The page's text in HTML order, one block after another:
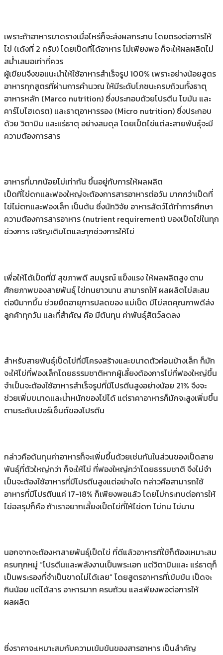
เพราะถ้าอาหารขาดรางเมื่อไหร่ก็จะส่งผลกระทบ โดยตรงต่อการให้
ไข่ (เด้งที่ 2 ครับ) โดยเป็ดที่ได้อาหาร ไม่เพียงพอ ก็จะให้ผลผลิตไม่
สม่ําเสมอเท่าที่ควร
ผู้เขียนจึงขอแนะนําให้ใช้อาหารสําเร็จรูป 100% เพราะอย่างน้อยสูตร
อาหารทุกสูตรที่ผ่านการคํานวณ ให้มีระดับโภชนะครบถ้วนทั้งธาตุ
อาหารหลัก (Marco nutrition) ซึ่งประกอบด้วยโปรตีน ไขมัน และ
คาร์โบไฮเดรต) และธาตุอาหารรอง (Micro nutrition) ซึ่งประกอบ
ด้วย วิตามิน และแร่ธาตุ อย่างสมดุล โดยเป็ดไข่แต่ละสายพันธุ์จะมี
ความต้องการสาร
อาหารที่มากน้อยไม่เท่ากัน ขึ้นอยู่กับการให้ผลผลิต
เป็ดที่ไข่ดกและฟองใหญ่จะต้องการสารอาหารต่อวัน มากกว่าเป็ดที่
ไข่ไม่ตกและฟองเล็ก เป็นต้น ซึ่งนักวิจัย อาหารสัตว์ได้ทําการศึกษา
ความต้องการสารอาหาร (nutrient requirement) ของเป็ดไข่ในทุก
ช่วงการ เจริญเติบโตและทุกช่วงการให้ไข่
เพื่อให้ได้เป็ดที่มี สุขภาพดี สมบูรณ์ แข็งแรง ให้ผลผลิตสูง ตาม
ศักยภาพของสายพันธุ์ ไข่ทนยาวนาน สามารถให้ ผลผลิตไข่สะสม
ต่อปีมากขึ้น ช่วยยืดอายุการปลดของ แม่เป็ด มีไข่สดคุณภาพดีส่ง
ลูกค้าทุกวัน และที่สําคัญ คือ มีต้นทุน ค่าพันธุ์สัตว์ลดลง
สําหรับสายพันธุ์เป็ดไข่ที่มีโครงสร้างและขนาดตัวค่อนข้างเล็ก ก็มัก
จะให้ไข่ที่ฟองเล็กโดยธรรมชาติหากผู้เลี้ยงต้องการไข่ที่ฟองใหญ่ขึ้น
จําเป็นจะต้องใช้อาหารสําเร็จรูปที่มีโปรตีนสูงอย่างน้อย 21% จึงจะ
ช่วยเพิ่มขนาดและน้ําหนักของไข่ได้ แต่ราคาอาหารก็มักจะสูงเพิ่มขึ้น
ตามระดับเปอร์เซ็นต์ของโปรตีน
กล่าวคือต้นทุนค่าอาหารก็จะเพิ่มขึ้นด้วยเช่นกันในส่วนของเป็ดสาย
พันธุ์ที่ตัวใหญ่กว่า ก็จะให้ไข่ ที่ฟองใหญ่กว่าโดยธรรมชาติ จึงไม่จํา
เป็นจะต้องใช้อาหารที่มีโปรตีนสูงแต่อย่างใด กล่าวคือสามารถใช้
อาหารที่มีโปรตีนแค่ 17-18% ก็เพียงพอแล้ว โดยไม่กระทบต่อการให้
ไข่อสรุปก็คือ ถ้าเราอยากเลี้ยงเป็ดไข่ที่ให้ไข่ดก ไข่ทน ไข่นาน
นอกจากจะต้องหาสายพันธุ์เป็ดไข่ ที่ดีแล้วอาหารที่ใช้ก็ต้องเหมาะสม
ครบทุกหมู่ “โปรตีนและพลังงานเป็นพระเอก แต่วิตามินและ แร่ธาตุก็
เป็นพระรองที่จําเป็นขาดไม่ได้เลย” โดยสูตรอาหารที่เข้มข้น เป็ดจะ
กินน้อย แต่ได้สาร อาหารมาก ครบถ้วน และเพียงพอต่อการให้
ผลผลิต
ซึ่งราคาจะเหมาะสมกับความเข้มข้นของสารอาหาร เป็นสําคัญ